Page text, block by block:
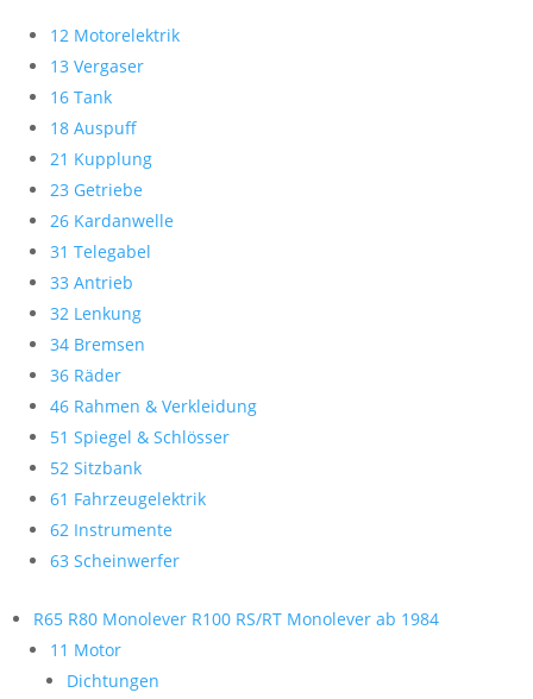
12 Motorelektrik
13 Vergaser
16 Tank
18 Auspuff
21 Kupplung
23 Getriebe
26 Kardanwelle
31 Telegabel
33 Antrieb
32 Lenkung
34 Bremsen
36 Räder
46 Rahmen & Verkleidung
51 Spiegel & Schlösser
52 Sitzbank
61 Fahrzeugelektrik
62 Instrumente
63 Scheinwerfer
R65 R80 Monolever R100 RS/RT Monolever ab 1984
11 Motor
Dichtungen